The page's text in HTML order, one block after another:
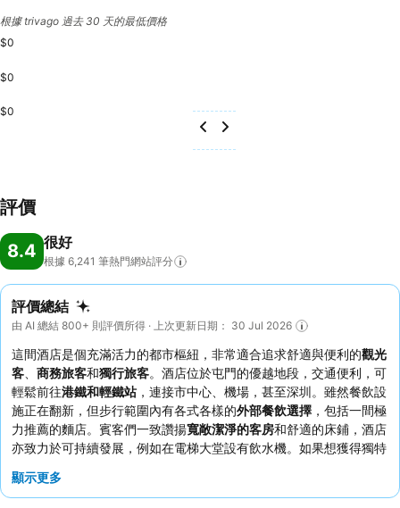
根據 trivago 過去 30 天的最低價格
$0
$0
$0
評價
8.4 很好
根據 6,241 筆熱門網站評分
評價總結
由 AI 總結 800+ 則評價所得 · 上次更新日期： 30 Jul 2026
這間酒店是個充滿活力的都市樞紐，非常適合追求舒適與便利的觀光
客
商務旅客和獨行旅客。酒店位於屯門的優越地段，交通便利，可
輕鬆前往港鐵和輕鐵站 ，連接市中心、機場，甚至深圳。雖然餐飲設
施正在翻新，但步行範圍內有各式各樣的外部餐飲選擇 ，包括一間極
力推薦的麵店。賓客們一致讚揚寬敞潔淨的客房和舒適的床鋪，酒店
亦致力於可持續發展，例如在電梯大堂設有飲水機。如果想獲得獨特
顯示更多